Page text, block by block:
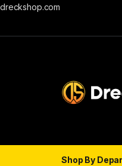
dreckshop.com
Shop By